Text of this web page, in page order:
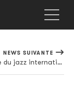
NEWS SUIVANTE
La crème du jazz international réunie sur l'album de Makaya McCraven